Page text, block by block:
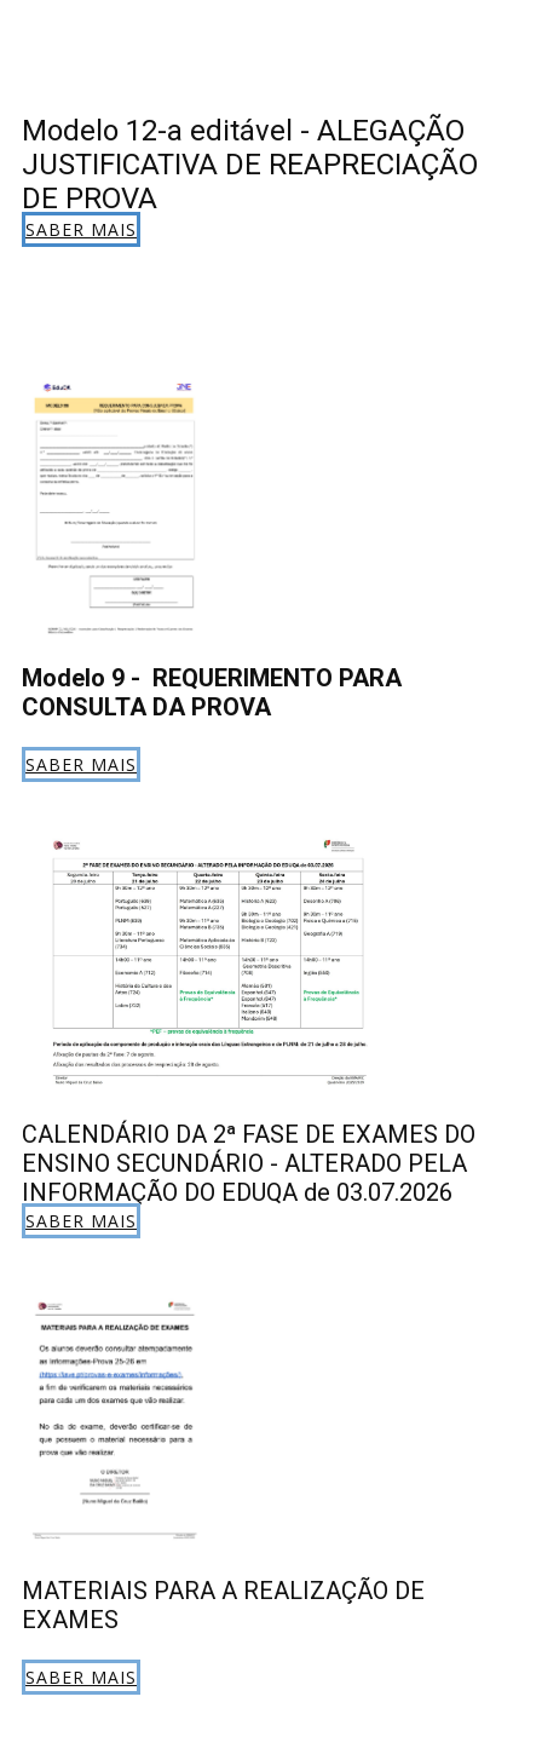
Modelo 12-a editável - ALEGAÇÃO
JUSTIFICATIVA DE REAPRECIAÇÃO
DE PROVA
SABER MAIS
Modelo 9 - REQUERIMENTO PARA
CONSULTA DA PROVA
SABER MAIS
CALENDÁRIO DA 2ª FASE DE EXAMES DO
ENSINO SECUNDÁRIO - ALTERADO PELA
INFORMAÇÃO DO EDUQA de 03.07.2026
SABER MAIS
MATERIAIS PARA A REALIZAÇÃO DE
EXAMES
SABER MAIS